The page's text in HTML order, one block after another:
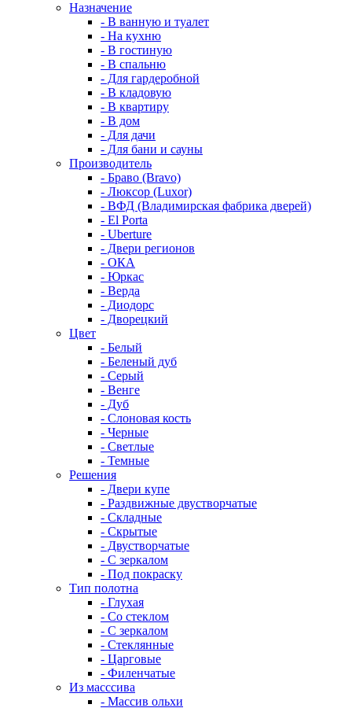
Назначение
- В ванную и туалет
- На кухню
- В гостиную
- В спальню
- Для гардеробной
- В кладовую
- В квартиру
- В дом
- Для дачи
- Для бани и сауны
Производитель
- Браво (Bravo)
- Люксор (Luxor)
- ВФД (Владимирская фабрика дверей)
- El Porta
- Uberture
- Двери регионов
- ОКА
- Юркас
- Верда
- Диодорс
- Дворецкий
Цвет
- Белый
- Беленый дуб
- Серый
- Венге
- Дуб
- Слоновая кость
- Черные
- Светлые
- Темные
Решения
- Двери купе
- Раздвижные двустворчатые
- Складные
- Скрытые
- Двустворчатые
- С зеркалом
- Под покраску
Тип полотна
- Глухая
- Со стеклом
- С зеркалом
- Стеклянные
- Царговые
- Филенчатые
Из масссива
- Массив ольхи